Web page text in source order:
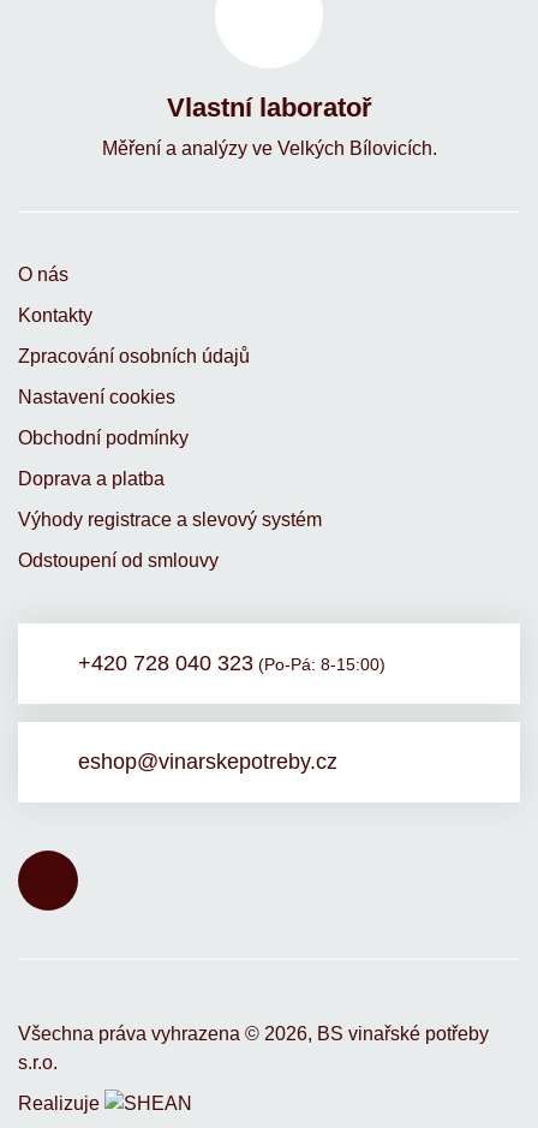
Vlastní laboratoř
Měření a analýzy ve Velkých Bílovicích.
O nás
Kontakty
Zpracování osobních údajů
Nastavení cookies
Obchodní podmínky
Doprava a platba
Výhody registrace a slevový systém
Odstoupení od smlouvy
+420 728 040 323 (Po-Pá: 8-15:00)
eshop@vinarskepotreby.cz
Všechna práva vyhrazena © 2026, BS vinařské potřeby
s.r.o.
Realizuje